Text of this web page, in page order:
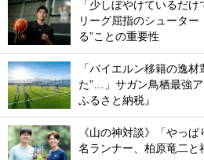
「少しぼやけているだ
リーグ屈指のシューター
る”ことの重要性
「バイエルン移籍の逸
た”…」サガン鳥栖最強
ふるさと納税』
《山の神対談》「やっ
名ランナー、柏原竜二と